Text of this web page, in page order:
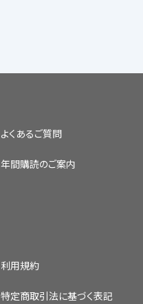
よくあるご質問
年間購読のご案内
利用規約
特定商取引法に基づく表記